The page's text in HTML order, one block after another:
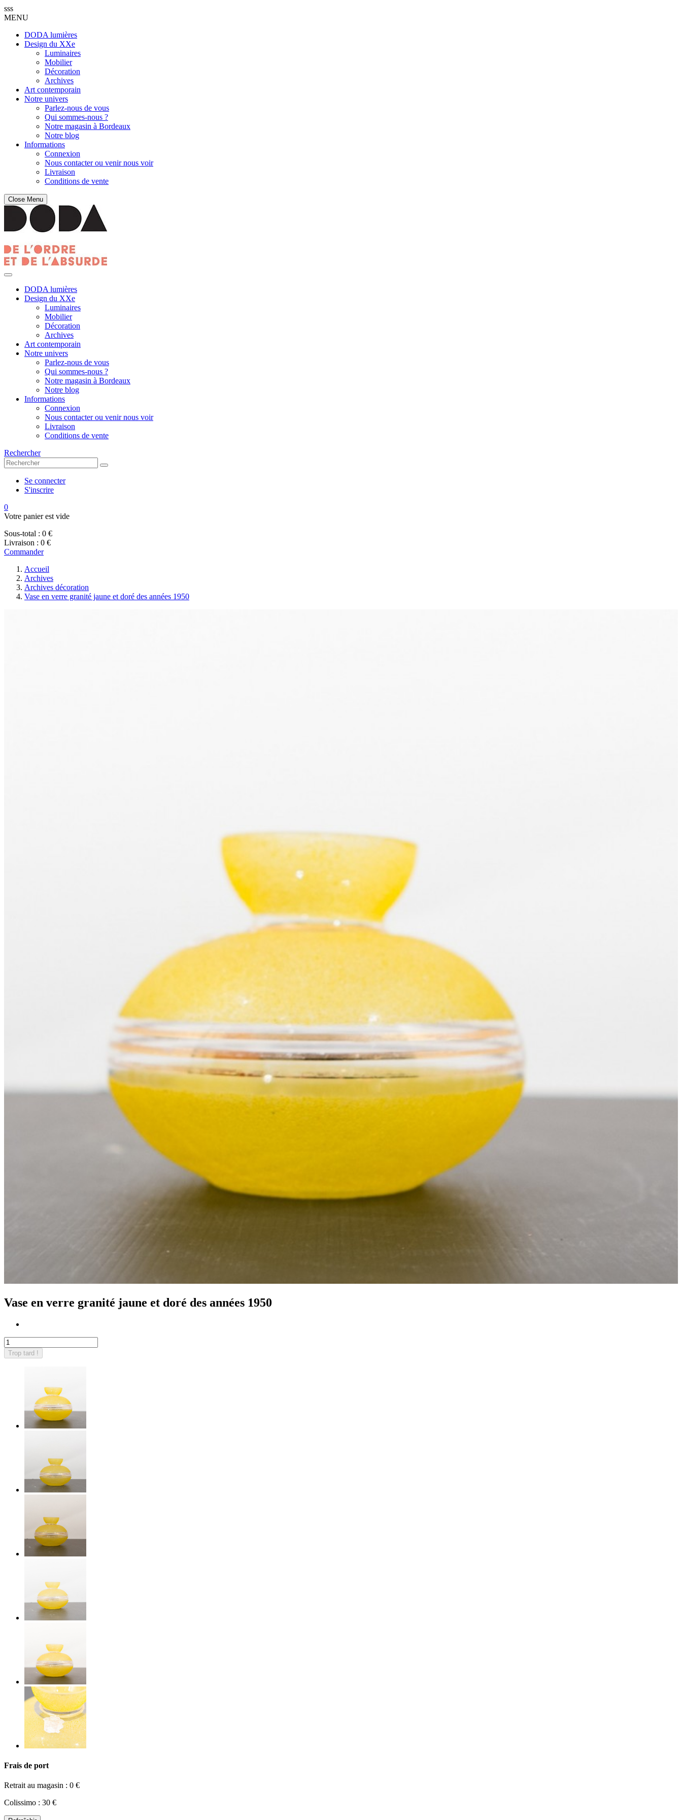
sss
MENU
DODA lumières
Design du XXe
Luminaires
Mobilier
Décoration
Archives
Art contemporain
Notre univers
Parlez-nous de vous
Qui sommes-nous ?
Notre magasin à Bordeaux
Notre blog
Informations
Connexion
Nous contacter ou venir nous voir
Livraison
Conditions de vente
Close Menu
DODA lumières
Design du XXe
Luminaires
Mobilier
Décoration
Archives
Art contemporain
Notre univers
Parlez-nous de vous
Qui sommes-nous ?
Notre magasin à Bordeaux
Notre blog
Informations
Connexion
Nous contacter ou venir nous voir
Livraison
Conditions de vente
Rechercher
Se connecter
S'inscrire
0
Votre panier est vide
Sous-total : 0 €
Livraison : 0 €
Commander
Accueil
Archives
Archives décoration
Vase en verre granité jaune et doré des années 1950
Vase en verre granité jaune et doré des années 1950
Trop tard !
Frais de port
Retrait au magasin : 0 €
Colissimo : 30 €